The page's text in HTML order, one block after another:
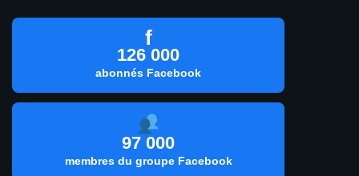
f
126 000
abonnés Facebook
97 000
membres du groupe Facebook